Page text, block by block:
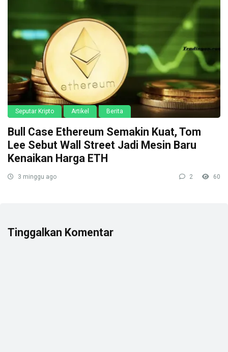
Seputar Kripto Artikel Berita
Bull Case Ethereum Semakin Kuat, Tom
Lee Sebut Wall Street Jadi Mesin Baru
Kenaikan Harga ETH
3 minggu ago 2 60
Tinggalkan Komentar